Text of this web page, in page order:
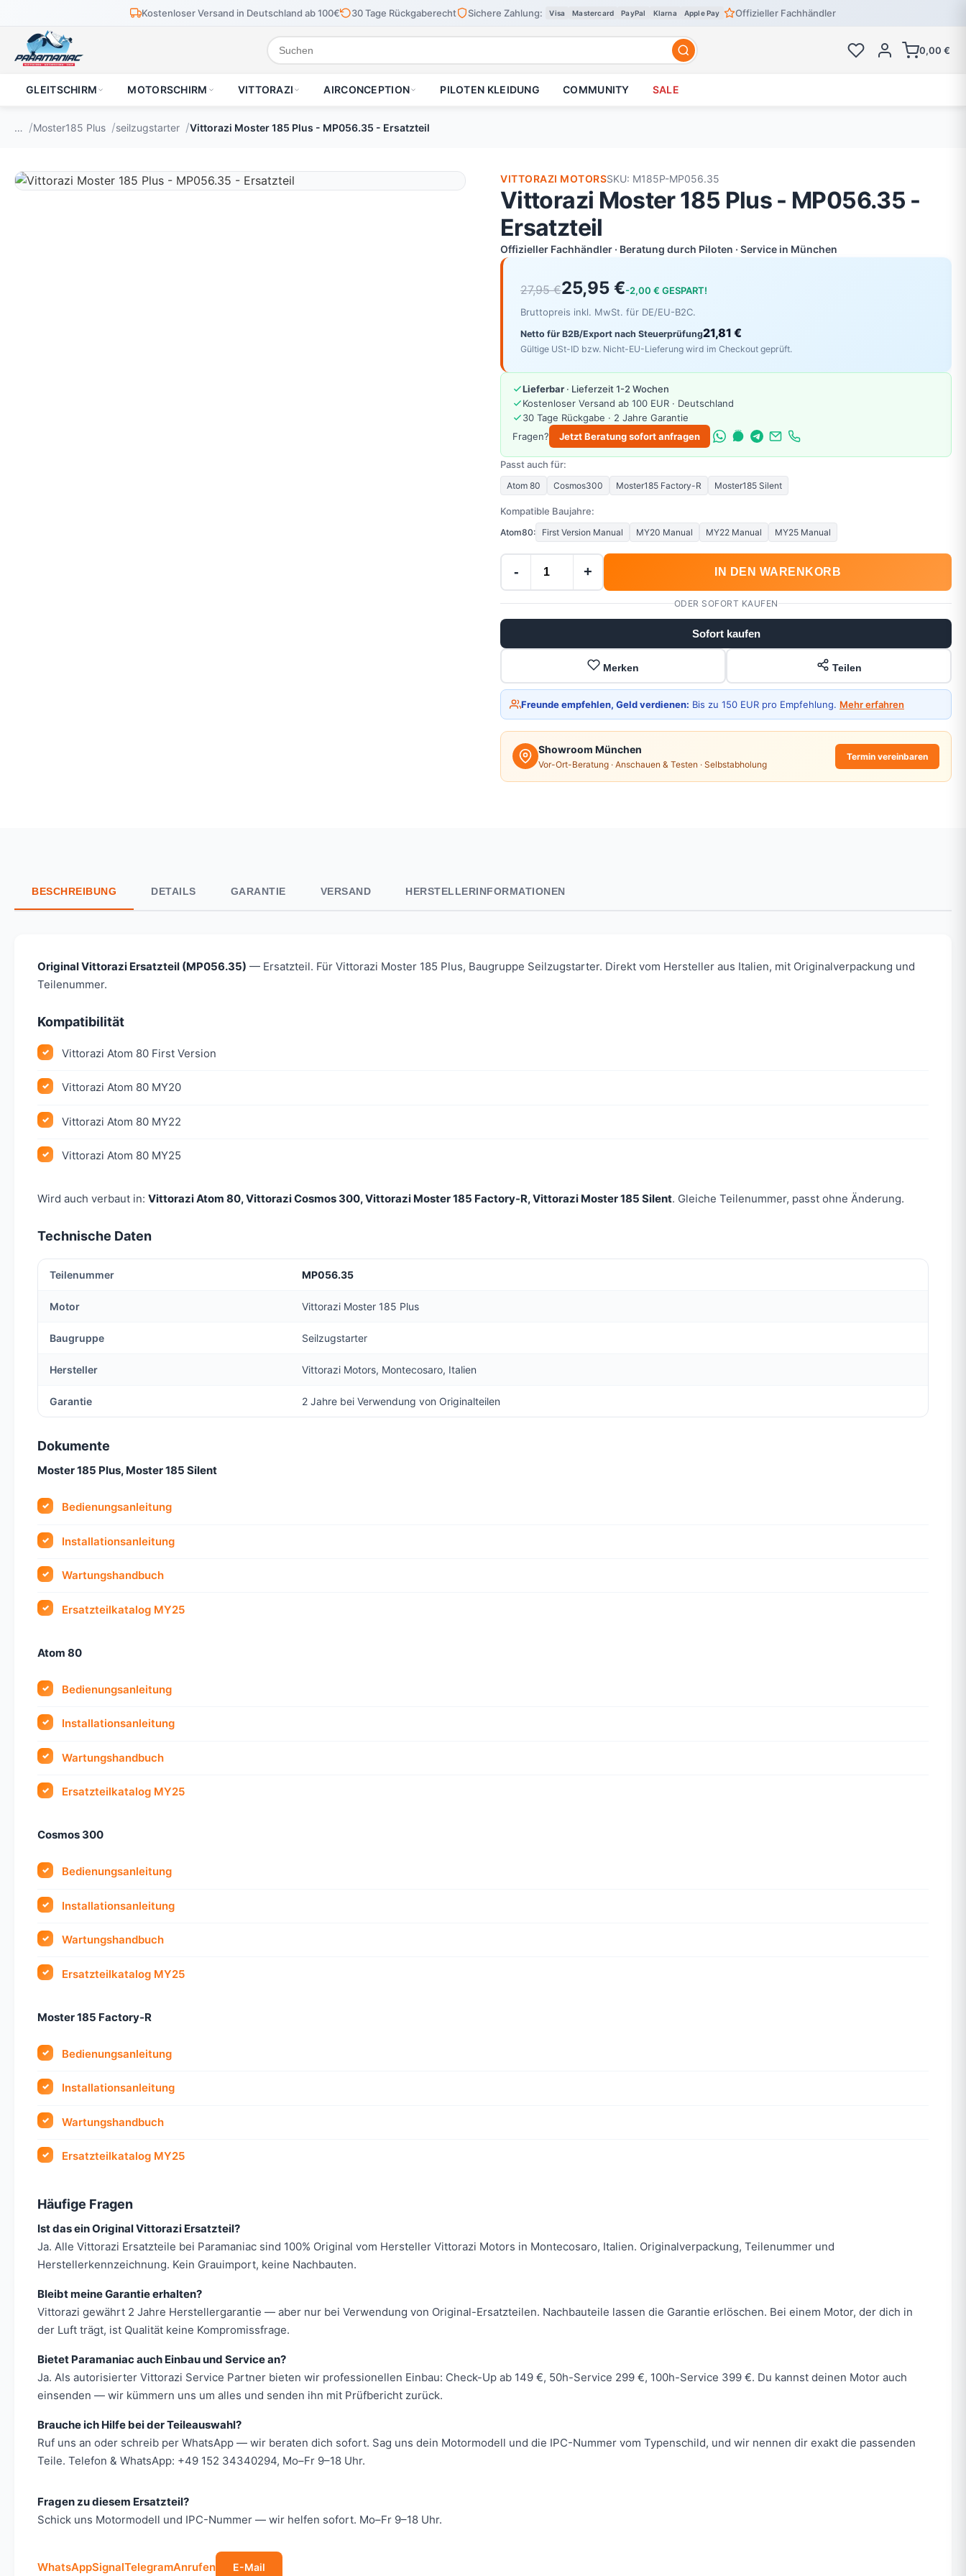
Kostenloser Versand in Deutschland ab 100€ 30 Tage Rückgaberecht Sichere Zahlung: Visa Mastercard PayPal Klarna Apple Pay Offizieller Fachhändler
0,00 €
GLEITSCHIRM MOTORSCHIRM VITTORAZI AIRCONCEPTION PILOTEN KLEIDUNG COMMUNITY SALE
… Moster185 Plus seilzugstarter Vittorazi Moster 185 Plus - MP056.35 - Ersatzteil
VITTORAZI MOTORSSKU: M185P-MP056.35
Vittorazi Moster 185 Plus - MP056.35 -
Ersatzteil
Offizieller Fachhändler · Beratung durch Piloten · Service in München
27,95 €25,95 €-2,00 € GESPART!
Bruttopreis inkl. MwSt. für DE/EU-B2C.
Netto für B2B/Export nach Steuerprüfung21,81 €
Gültige USt-ID bzw. Nicht-EU-Lieferung wird im Checkout geprüft.
Lieferbar · Lieferzeit 1-2 Wochen
Kostenloser Versand ab 100 EUR · Deutschland
30 Tage Rückgabe · 2 Jahre Garantie
Fragen?
Jetzt Beratung sofort anfragen
Passt auch für:
Atom 80 Cosmos300 Moster185 Factory-R Moster185 Silent
Kompatible Baujahre:
Atom80: First Version Manual MY20 Manual MY22 Manual MY25 Manual
- + IN DEN WARENKORB
ODER SOFORT KAUFEN
Sofort kaufen
Merken Teilen
Freunde empfehlen, Geld verdienen: Bis zu 150 EUR pro Empfehlung. Mehr erfahren
Showroom München
Vor-Ort-Beratung · Anschauen & Testen · Selbstabholung
Termin vereinbaren
BESCHREIBUNG DETAILS GARANTIE VERSAND HERSTELLERINFORMATIONEN
Original Vittorazi Ersatzteil (MP056.35) — Ersatzteil. Für Vittorazi Moster 185 Plus, Baugruppe Seilzugstarter. Direkt vom Hersteller aus Italien, mit Originalverpackung und
Teilenummer.
Kompatibilität
Vittorazi Atom 80 First Version
Vittorazi Atom 80 MY20
Vittorazi Atom 80 MY22
Vittorazi Atom 80 MY25
Wird auch verbaut in: Vittorazi Atom 80, Vittorazi Cosmos 300, Vittorazi Moster 185 Factory-R, Vittorazi Moster 185 Silent. Gleiche Teilenummer, passt ohne Änderung.
Technische Daten
Teilenummer MP056.35
Motor Vittorazi Moster 185 Plus
Baugruppe Seilzugstarter
Hersteller Vittorazi Motors, Montecosaro, Italien
Garantie 2 Jahre bei Verwendung von Originalteilen
Dokumente
Moster 185 Plus, Moster 185 Silent
Bedienungsanleitung
Installationsanleitung
Wartungshandbuch
Ersatzteilkatalog MY25
Atom 80
Bedienungsanleitung
Installationsanleitung
Wartungshandbuch
Ersatzteilkatalog MY25
Cosmos 300
Bedienungsanleitung
Installationsanleitung
Wartungshandbuch
Ersatzteilkatalog MY25
Moster 185 Factory-R
Bedienungsanleitung
Installationsanleitung
Wartungshandbuch
Ersatzteilkatalog MY25
Häufige Fragen
Ist das ein Original Vittorazi Ersatzteil?
Ja. Alle Vittorazi Ersatzteile bei Paramaniac sind 100% Original vom Hersteller Vittorazi Motors in Montecosaro, Italien. Originalverpackung, Teilenummer und
Herstellerkennzeichnung. Kein Grauimport, keine Nachbauten.
Bleibt meine Garantie erhalten?
Vittorazi gewährt 2 Jahre Herstellergarantie — aber nur bei Verwendung von Original-Ersatzteilen. Nachbauteile lassen die Garantie erlöschen. Bei einem Motor, der dich in
der Luft trägt, ist Qualität keine Kompromissfrage.
Bietet Paramaniac auch Einbau und Service an?
Ja. Als autorisierter Vittorazi Service Partner bieten wir professionellen Einbau: Check-Up ab 149 €, 50h-Service 299 €, 100h-Service 399 €. Du kannst deinen Motor auch
einsenden — wir kümmern uns um alles und senden ihn mit Prüfbericht zurück.
Brauche ich Hilfe bei der Teileauswahl?
Ruf uns an oder schreib per WhatsApp — wir beraten dich sofort. Sag uns dein Motormodell und die IPC-Nummer vom Typenschild, und wir nennen dir exakt die passenden
Teile. Telefon & WhatsApp: +49 152 34340294, Mo–Fr 9–18 Uhr.
Fragen zu diesem Ersatzteil?
Schick uns Motormodell und IPC-Nummer — wir helfen sofort. Mo–Fr 9–18 Uhr.
WhatsAppSignalTelegramAnrufen E-Mail